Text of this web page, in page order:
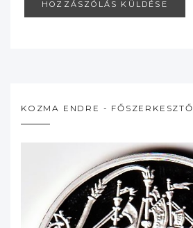
KOZMA ENDRE - FŐSZERKESZTŐ